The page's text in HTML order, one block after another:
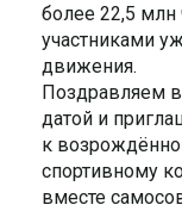
более 22,5 млн
участниками
движения.
Поздравляем
датой и
к
спортивному
вместе